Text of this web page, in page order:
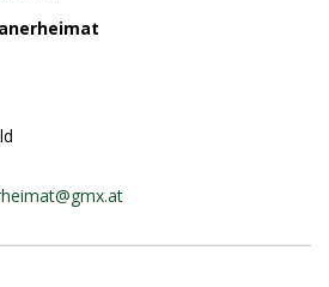
gmx.at